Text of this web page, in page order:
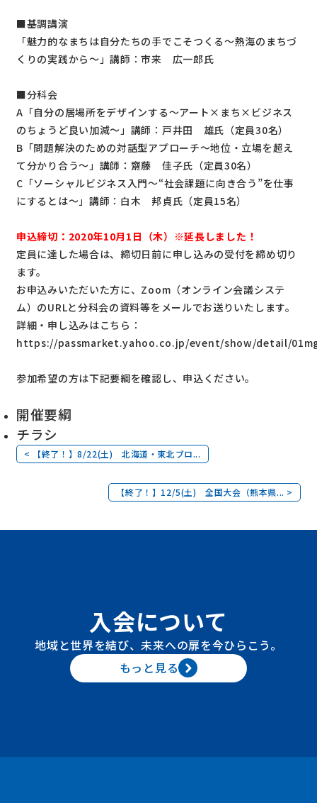
■基調講演
「魅力的なまちは自分たちの手でこそつくる〜熱海のまちづ
くりの実践から〜」講師：市来 広一郎氏
■分科会
A「自分の居場所をデザインする～アート×まち×ビジネス
のちょうど良い加減～」講師：戸井田 雄氏（定員30名）
B「問題解決のための対話型アプローチ〜地位・立場を超え
て分かり合う〜」講師：齋藤 佳子氏（定員30名）
C「ソーシャルビジネス入門～“社会課題に向き合う”を仕事
にするとは～」講師：白木 邦貞氏（定員15名）
申込締切：2020年10月1日（木）※延長しました！
定員に達した場合は、締切日前に申し込みの受付を締め切り
ます。
お申込みいただいた方に、Zoom（オンライン会議システ
ム）のURLと分科会の資料等をメールでお送りいたします。
詳細・申し込みはこちら：
https://passmarket.yahoo.co.jp/event/show/detail/
参加希望の方は下記要綱を確認し、申込ください。
開催要綱
チラシ
< 【終了！】8/22(土) 北海道・東北ブロ...
【終了！】12/5(土) 全国大会（熊本県... >
入会について
地域と世界を結び、未来への扉を今ひらこう。
もっと見る